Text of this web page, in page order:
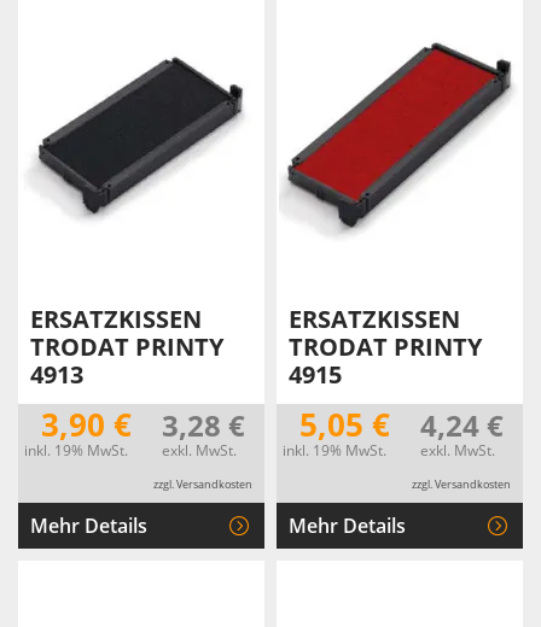
ERSATZKISSEN
TRODAT PRINTY
4913
3,90 €
inkl. 19% MwSt.
3,28 €
exkl. MwSt.
zzgl. Versandkosten
Mehr Details
ERSATZKISSEN
TRODAT PRINTY
4915
5,05 €
inkl. 19% MwSt.
4,24 €
exkl. MwSt.
zzgl. Versandkosten
Mehr Details